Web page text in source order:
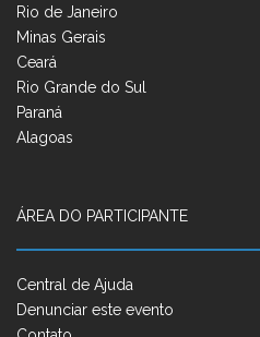
Rio de Janeiro
Minas Gerais
Ceará
Rio Grande do Sul
Paraná
Alagoas
ÁREA DO PARTICIPANTE
Central de Ajuda
Denunciar este evento